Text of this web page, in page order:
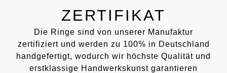
ZERTIFIKAT
Die Ringe sind von unserer Manufaktur
zertifiziert und werden zu 100% in Deutschland
handgefertigt, wodurch wir höchste Qualität und
erstklassige Handwerkskunst garantieren